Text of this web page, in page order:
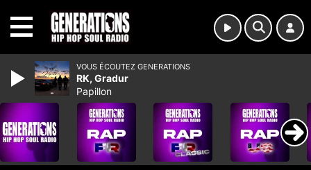
VOUS ÉCOUTEZ GENERATIONS
RK, Gradur
Papillon